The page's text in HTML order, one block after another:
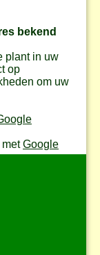
bekend
plant in uw
op
om uw
metGoogle